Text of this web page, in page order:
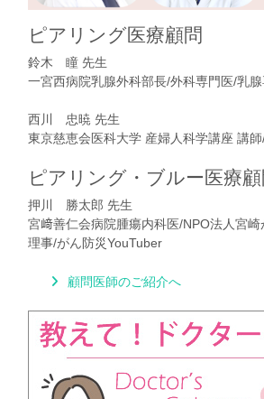
ピアリング医療顧問
鈴木 瞳 先生
一宮西病院乳腺外科部長/外科専門医/乳
西川 忠暁 先生
東京慈恵会医科大学 産婦人科学講座 講
ピアリング・ブルー医療顧
押川 勝太郎 先生
宮﨑善仁会病院腫瘍内科医/NPO法人宮
理事/がん防災YouTuber
顧問医師のご紹介へ